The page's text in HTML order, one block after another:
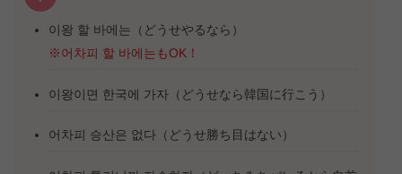
이왕 할 바에는（どうせやるなら）
※어차피 할 바에는もOK！
이왕이면 한국에 가자（どうせなら韓国に行こう）
어차피 승산은 없다（どうせ勝ち目はない）